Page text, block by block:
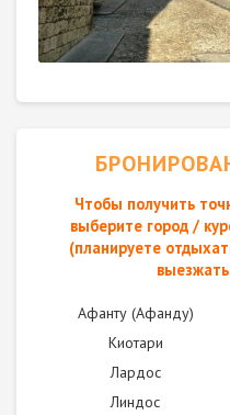
Чтобы получить
выберите город /
(планируете
Афанту (Афанду)
Киотари
Лардос
Линдос